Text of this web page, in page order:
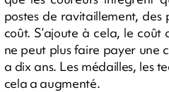
postes de ravitaillement, des
coût. S’ajoute à cela, le coût
ne peut plus faire payer une
a dix ans. Les médailles, les
cela a augmenté.